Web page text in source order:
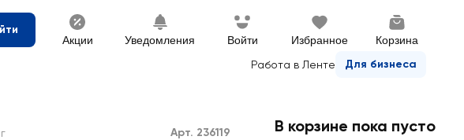
Акции Уведомления Войти Избранное Корзина
Работа в Ленте Для бизнеса
Арт. 236119 В корзине пока пусто